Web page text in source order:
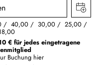
40,00 30,00 25,00
€ für jedes eingetragene
Buchung hier